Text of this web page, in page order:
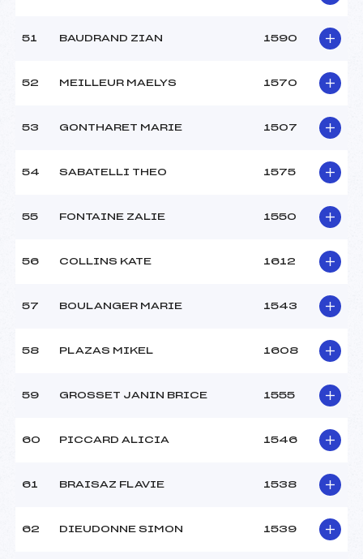
51 BAUDRAND ZIAN 1590
52 MEILLEUR MAELYS 1570
53 GONTHARET MARIE 1507
54 SABATELLI THEO 1575
55 FONTAINE ZALIE 1550
56 COLLINS KATE 1612
57 BOULANGER MARIE 1543
58 PLAZAS MIKEL 1608
59 GROSSET JANIN BRICE 1555
60 PICCARD ALICIA 1546
61 BRAISAZ FLAVIE 1538
62 DIEUDONNE SIMON 1539